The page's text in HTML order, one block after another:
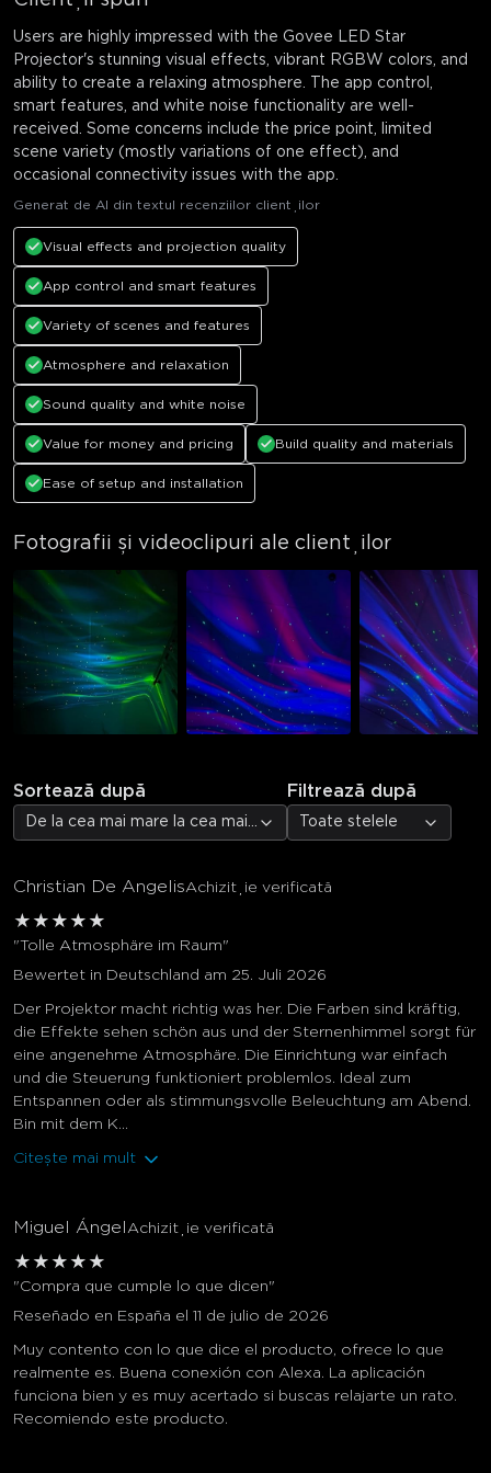
Users are highly impressed with the Govee LED Star
Projector's stunning visual effects, vibrant RGBW colors, and
ability to create a relaxing atmosphere. The app control,
smart features, and white noise functionality are well-
received. Some concerns include the price point, limited
scene variety (mostly variations of one effect), and
occasional connectivity issues with the app.
Generat de AI din textul recenziilor clienților
Visual effects and projection quality
App control and smart features
Variety of scenes and features
Atmosphere and relaxation
Sound quality and white noise
Value for money and pricing Build quality and materials
Ease of setup and installation
Fotografii și videoclipuri ale clienților
Sortează după
De la cea mai mare la cea mai mică evaluare
Filtrează după
Toate stelele
Christian De AngelisAchiziție verificată
★ ★ ★ ★ ★
"Tolle Atmosphäre im Raum"
Bewertet in Deutschland am 25. Juli 2026
Der Projektor macht richtig was her. Die Farben sind kräftig,
die Effekte sehen schön aus und der Sternenhimmel sorgt für
eine angenehme Atmosphäre. Die Einrichtung war einfach
und die Steuerung funktioniert problemlos. Ideal zum
Entspannen oder als stimmungsvolle Beleuchtung am Abend.
Bin mit dem K...
Citește mai mult
Miguel Ángel Achiziție verificată
★ ★ ★ ★ ★
"Compra que cumple lo que dicen"
Reseñado en España el 11 de julio de 2026
Muy contento con lo que dice el producto, ofrece lo que
realmente es. Buena conexión con Alexa. La aplicación
funciona bien y es muy acertado si buscas relajarte un rato.
Recomiendo este producto.